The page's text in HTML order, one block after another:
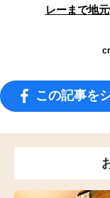
レーまで地
この記事を